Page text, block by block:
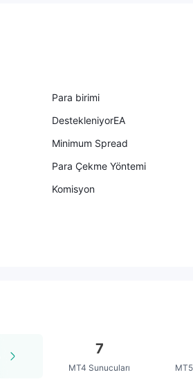
Para birimi
DestekleniyorEA
Minimum Spread
Para Çekme Yöntemi
Komisyon
7
MT4 Sunucuları